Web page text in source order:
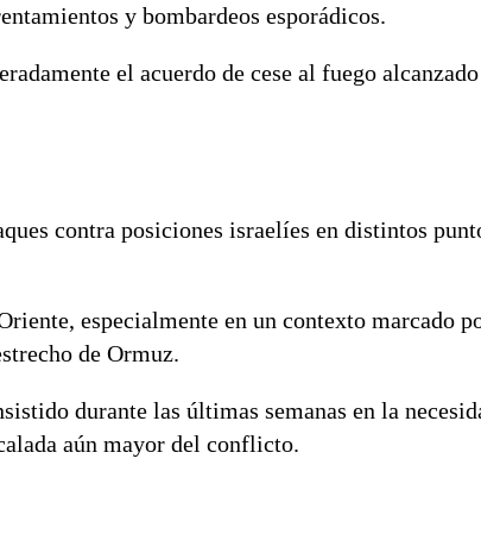
y bombardeos esporádicos.
el acuerdo de cese al fuego
contra posiciones israelíes en distintos
especialmente en un contexto marcado
de Ormuz.
durante las últimas semanas en la
aún mayor del conflicto.